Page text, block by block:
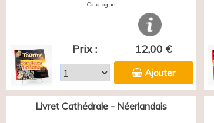
Catalogue
Prix : 12,00 €
Ajouter
Livret Cathédrale - Néerlandais